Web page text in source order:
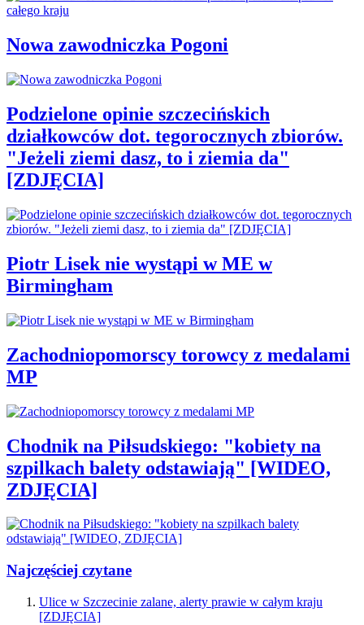
Nowa zawodniczka Pogoni
Podzielone opinie szczecińskich
działkowców dot. tegorocznych zbiorów.
"Jeżeli ziemi dasz, to i ziemia da"
[ZDJĘCIA]
Piotr Lisek nie wystąpi w ME w
Birmingham
Zachodniopomorscy torowcy z medalami
MP
Chodnik na Piłsudskiego: "kobiety na
szpilkach balety odstawiają" [WIDEO,
ZDJĘCIA]
Najczęściej czytane
Ulice w Szczecinie zalane, alerty prawie w całym kraju
[ZDJĘCIA]